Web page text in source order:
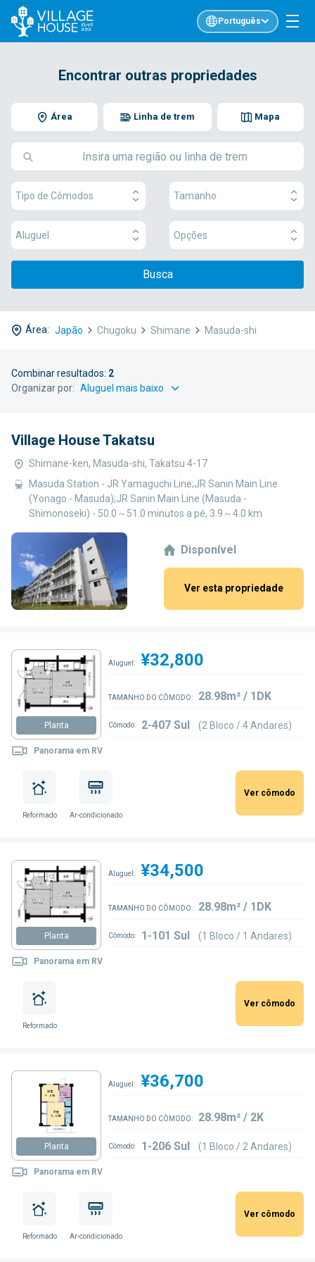
Português
Encontrar outras propriedades
Área Mapa
Linha de trem
Tipo de Cômodos Tamanho
Aluguel Opções
Busca
Área: Japão Chugoku Shimane Masuda-shi
Combinar resultados: 2
Organizar por:
Village House Takatsu
Shimane-ken, Masuda-shi, Takatsu 4-17
Masuda Station - JR Yamaguchi Line;JR Sanin Main Line
(Yonago - Masuda);JR Sanin Main Line (Masuda -
Shimonoseki) - 50.0～51.0 minutos a pé, 3.9～4.0 km
Disponível
Ver esta propriedade
Planta
Panorama em RV
Aluguel: ¥32,800
TAMANHO DO CÔMODO: 28.98m² / 1DK
Cômodo: 2-407 Sul (2 Bloco / 4 Andares)
Reformado Ar-condicionado
Ver cômodo
Planta
Panorama em RV
Aluguel: ¥34,500
TAMANHO DO CÔMODO: 28.98m² / 1DK
Cômodo: 1-101 Sul (1 Bloco / 1 Andares)
Reformado
Ver cômodo
Planta
Panorama em RV
Aluguel: ¥36,700
TAMANHO DO CÔMODO: 28.98m² / 2K
Cômodo: 1-206 Sul (1 Bloco / 2 Andares)
Reformado Ar-condicionado
Ver cômodo